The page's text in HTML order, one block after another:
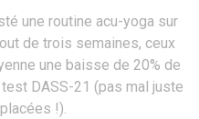
une routine acu-yoga sur
de trois semaines, ceux
une baisse de 20% de
test DASS-21 (pas mal juste
!).